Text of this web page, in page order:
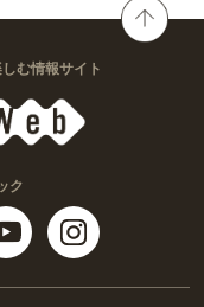
む情報サイト
ク